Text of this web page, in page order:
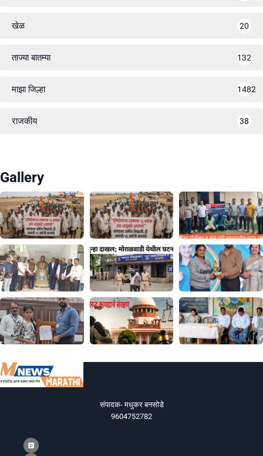
खेळ 20
ताज्या बातम्या 132
माझा जिल्हा 1482
राजकीय 38
Gallery
संपादक- मधुकर बनसोडे
9604752782